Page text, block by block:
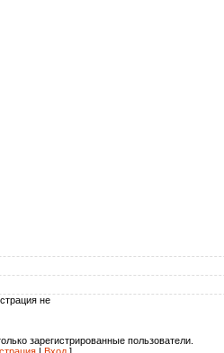
не
зарегистрированные пользователи.